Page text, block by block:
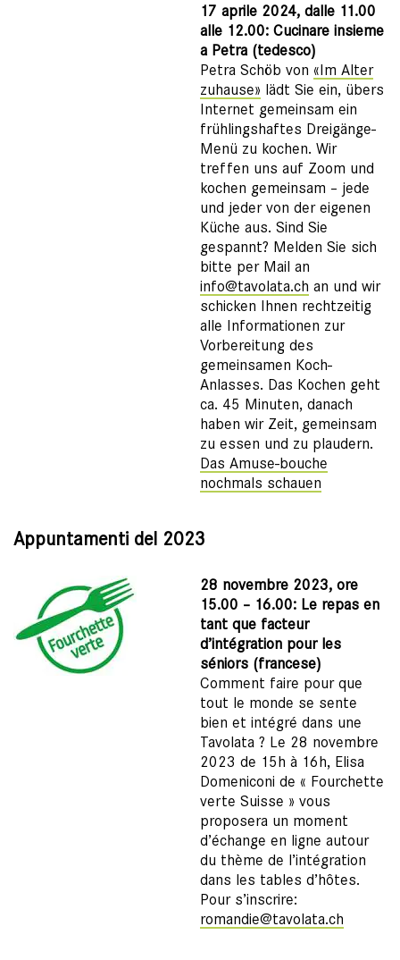
17 aprile 2024, dalle 11.00
alle 12.00: Cucinare insieme
a Petra (tedesco)
Petra Schöb von «Im Alter
zuhause» lädt Sie ein, übers
Internet gemeinsam ein
frühlingshaftes Dreigänge-
Menü zu kochen. Wir
treffen uns auf Zoom und
kochen gemeinsam – jede
und jeder von der eigenen
Küche aus. Sind Sie
gespannt? Melden Sie sich
bitte per Mail an
info@tavolata.ch an und wir
schicken Ihnen rechtzeitig
alle Informationen zur
Vorbereitung des
gemeinsamen Koch-
Anlasses. Das Kochen geht
ca. 45 Minuten, danach
haben wir Zeit, gemeinsam
zu essen und zu plaudern.
Das Amuse-bouche
nochmals schauen
Appuntamenti del 2023
28 novembre 2023, ore
15.00 – 16.00: Le repas en
tant que facteur
d’intégration pour les
séniors (francese)
Comment faire pour que
tout le monde se sente
bien et intégré dans une
Tavolata ? Le 28 novembre
2023 de 15h à 16h, Elisa
Domeniconi de « Fourchette
verte Suisse » vous
proposera un moment
d’échange en ligne autour
du thème de l’intégration
dans les tables d’hôtes.
Pour s’inscrire:
romandie@tavolata.ch